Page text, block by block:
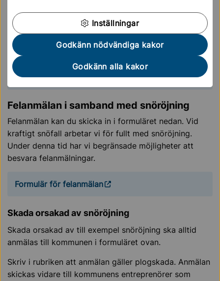
Inställningar
Godkänn nödvändiga kakor
Godkänn alla kakor
Tänk på att hålla området kring brevlådan och
soptunnan snö- och isfritt eller sandat.
Skotta snön från den egna tomten till yta på
tomten och inte ut på gatan.
Parkeringsregler som gäller i Sollentuna.
Felanmälan i samband med snöröjning
Felanmälan kan du skicka in i formuläret nedan. Vid
kraftigt snöfall arbetar vi för fullt med snöröjning.
Under denna tid har vi begränsade möjligheter att
besvara felanmälningar.
Formulär för felanmälan
Skada orsakad av snöröjning
Skada orsakad av till exempel snöröjning ska alltid
anmälas till kommunen i formuläret ovan.
Skriv i rubriken att anmälan gäller plogskada. Anmälan
skickas vidare till kommunens entreprenörer som